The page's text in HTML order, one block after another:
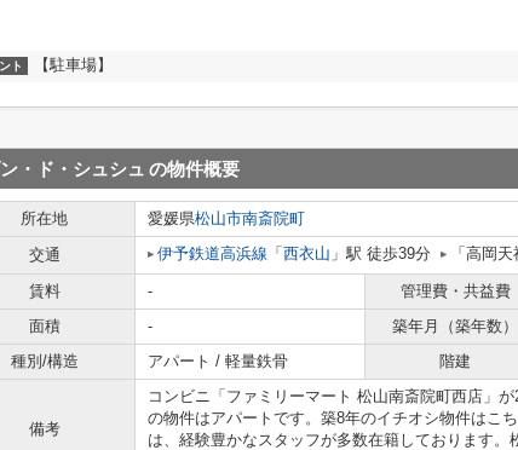
ト 【駐車場】
・ド・シュシュ の物件概要
所在地 愛媛県松山市南斎院町
交通
伊予鉄道高浜線 「 西衣山 」駅 徒歩39分 「高岡
賃料 - 管理費・共益費
面積
- 築年月（築年数）
種別/構造
アパート / 軽量鉄骨 階建
備考
コンビニ「ファミリーマート 松山南斎院町西店」
の物件はアパートです。築8年のイチオシ物件はこ
は、経験豊かなスタッフが多数在籍しております。